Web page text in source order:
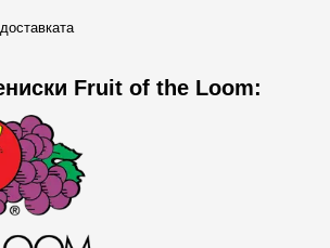
Fruit of the Loom: